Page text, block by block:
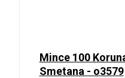
Mince 100
Smetana - o3579